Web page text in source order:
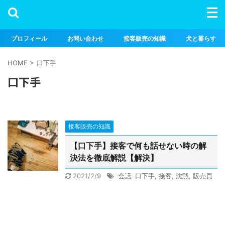
プロフィール お問い合わせ 接客販売の知識 犬と暮らす
HOME > 口下手
口下手
接客販売の知識
【口下手】接客で何も話せない時の解
決法を徹底解説【解決】
2021/2/9 会話 口下手 接客 沈黙 販売員